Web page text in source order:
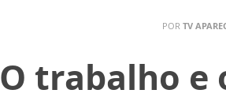
POR TV
O trabalho e